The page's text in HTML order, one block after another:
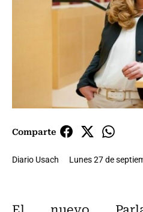
Comparte
Diario Usach Lunes 27 de